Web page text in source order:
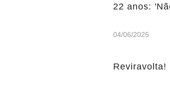
22 anos:
04/06/2025
Reviravolta!